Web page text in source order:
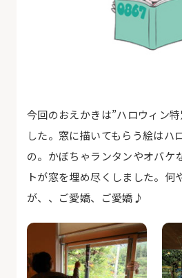
今回のおえかきは”ハロウィン
した。窓に描いてもらう絵はハ
の。かぼちゃランタンやオバケ
トが窓を埋め尽くしました。何
が、、ご愛嬌、ご愛嬌♪